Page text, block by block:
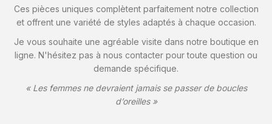
Ces pièces uniques complètent parfaitement notre collection
et offrent une variété de styles adaptés à chaque occasion.
Je vous souhaite une agréable visite dans notre boutique en
ligne. N'hésitez pas à nous contacter pour toute question ou
demande spécifique.
« Les femmes ne devraient jamais se passer de boucles
d’oreilles »